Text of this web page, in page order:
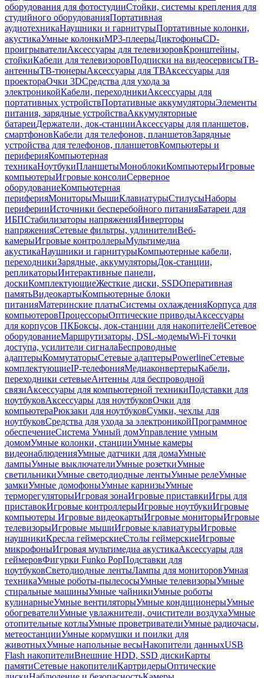
оборудования для фотостудииСтойки, системы крепления для
студийного оборудованияПортативная
аудиотехникаНаушники и гарнитурыПортативные колонки,
акустикаУмные колонкиMP3-плеерыДиктофоныCD-
проигрывателиАксессуары для телевизоровКронштейны,
стойкиКабели для телевизоровПодписки на видеосервисыТВ-
антенныТВ-тюнерыАксессуары для ТВАксессуары для
проектораОчки 3DСредства для ухода за
электроникойКабели, переходникиАксессуары для
портативных устройствПортативные аккумуляторыЭлементы
питания, зарядные устройстваАккумуляторные
батареиДержатели, док-станцииАксессуары для планшетов,
смартфоновКабели для телефонов, планшетовЗарядные
устройства для телефонов, планшетовКомпьютеры и
периферияКомпьютерная
техникаНоутбукиПланшетыМоноблокиКомпьютерыИгровые
компьютерыИгровые консолиСерверное
оборудованиеКомпьютерная
периферияМониторыМышиКлавиатурыСтилусыНаборы
периферииИсточники бесперебойного питанияБатареи для
ИБПСтабилизаторы напряженияИнверторы
напряженияСетевые фильтры, удлинителиВеб-
камерыИгровые контроллерыМультимедиа
акустикаНаушники и гарнитурыКомпьютерные кабели,
переходникиЗарядные, аккумуляторыДок-станции,
репликаторыИнтерактивные панели,
доскиКомплектующиеЖесткие диски, SSDОперативная
памятьВидеокартыКомпьютерные блоки
питанияМатеринские платыСистемы охлажденияКорпуса для
компьютеровПроцессорыОптические приводыАксессуары
для корпусов ПКБоксы, док-станции для накопителейСетевое
оборудованиеМаршрутизаторы, DSL-модемыWi-Fi точки
доступа, усилители сигналаБеспроводные
адаптерыКоммутаторыСетевые адаптерыPowerlineСетевые
комплектующиеIP-телефонияМедиаконвертерыКабели,
переходники сетевыеАнтенны для беспроводной
связиАксессуары для компьютерной техникиПодставки для
ноутбуковАксессуары для ноутбуковОчки для
компьютераРюкзаки для ноутбуковСумки, чехлы для
ноутбуковСредства для ухода за электроникойПрограммное
обеспечениеСистема Умный домУправление умным
домомУмные колонки, станцииУмные камеры
видеонаблюденияУмные датчики для домаУмные
лампыУмные выключателиУмные розеткиУмные
светильникиУмные светодиодные лентыУмные релеУмные
замкиУмные домофоныУмные карнизыУмные
терморегуляторыИгровая зонаИгровые приставкиИгры для
приставокИгровые контроллерыИгровые ноутбукиИгровые
компьютеры Игровые видеокартыИгровые мониторыИгровые
телевизорыИгровые мышиИгровые клавиатурыИгровые
наушникиКресла геймерскиеСтолы геймерскиеИгровые
микрофоныИгровая мультимедиа акустикаАксессуары для
геймеровФигурки Funko PopПодставки для
ноутбуковСветодиодные лентыЛампы для мониторовУмная
техникаУмные роботы-пылесосыУмные телевизорыУмные
стиральные машиныУмные чайникиУмные роботы
кулинарныеУмные вентиляторыУмные кондиционерыУмные
обогревателиУмные увлажнители, очистители воздухаУмные
отопительные котлыУмные проветривателиУмные радиочасы,
метеостанцииУмные кормушки и поилки для
животныхУмные напольные весыНакопители данныхUSB
Flash накопителиВнешние HDD, SSD дискиКарты
памятиСетевые накопителиКартридерыОптические